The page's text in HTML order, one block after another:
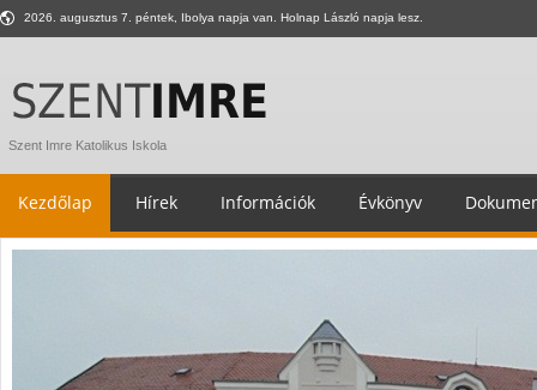
2026. augusztus 7. péntek, Ibolya napja van. Holnap László napja lesz.
Szent Imre Katolikus Iskola
Kezdőlap Hírek Információk Évkönyv